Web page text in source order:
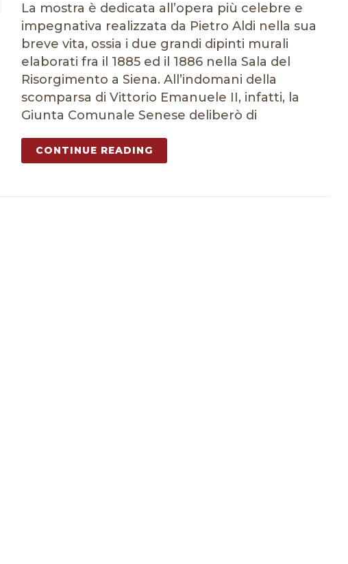
La mostra è dedicata all’opera più celebre e
impegnativa realizzata da Pietro Aldi nella sua
breve vita, ossia i due grandi dipinti murali
elaborati fra il 1885 ed il 1886 nella Sala del
Risorgimento a Siena. All’indomani della
scomparsa di Vittorio Emanuele II, infatti, la
Giunta Comunale Senese deliberò di
CONTINUE READING